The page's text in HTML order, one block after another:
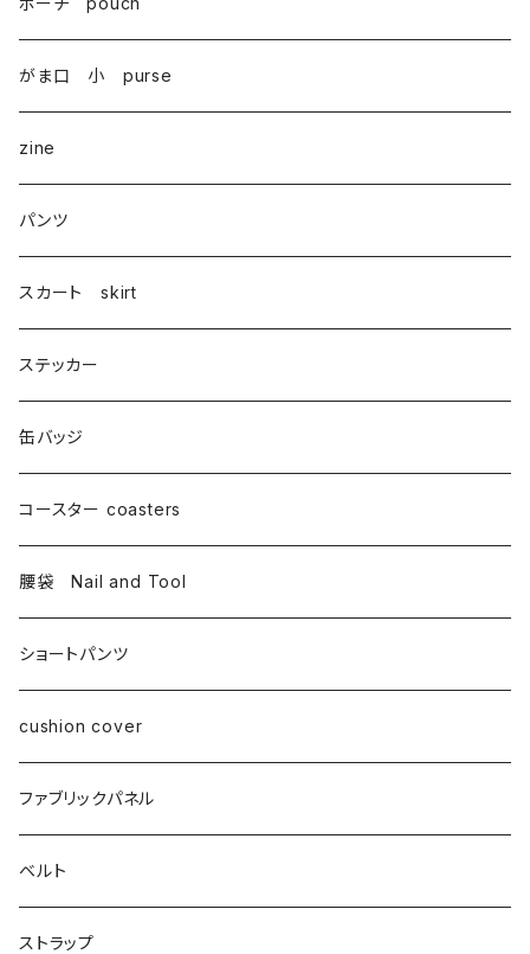
がま口 小 purse
zine
パンツ
スカート skirt
ステッカー
缶バッジ
コースター coasters
腰袋 Nail and Tool
ショートパンツ
cushion cover
ファブリックパネル
ベルト
ストラップ